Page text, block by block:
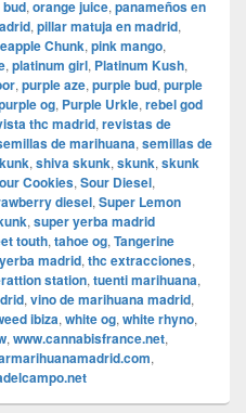
, orange juice, panameños en
, pillar matuja en madrid,
Chunk, pink mango,
, platinum girl, Platinum Kush,
, purple aze, purple bud, purple
og, Purple Urkle, rebel god
thc madrid, revistas de
de marihuana, semillas de
, shiva skunk, skunk, skunk
Cookies, Sour Diesel,
diesel, Super Lemon
, super yerba madrid
touth, tahoe og, Tangerine
madrid, thc extracciones,
station, tuenti marihuana,
, vino de marihuana madrid,
ibiza, white og, white rhyno,
, www.cannabisfrance.net,
,